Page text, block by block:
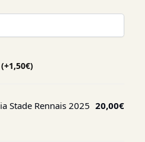
(+1,50€)
Stade Rennais 2025 20,00€